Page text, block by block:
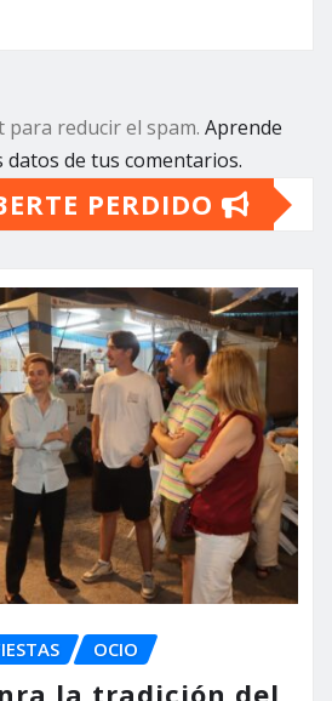
para reducir el spam. Aprende
datos de tus comentarios.
PERDIDO
OCIO